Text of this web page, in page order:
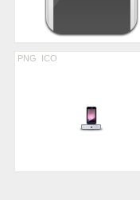
PNG ICO